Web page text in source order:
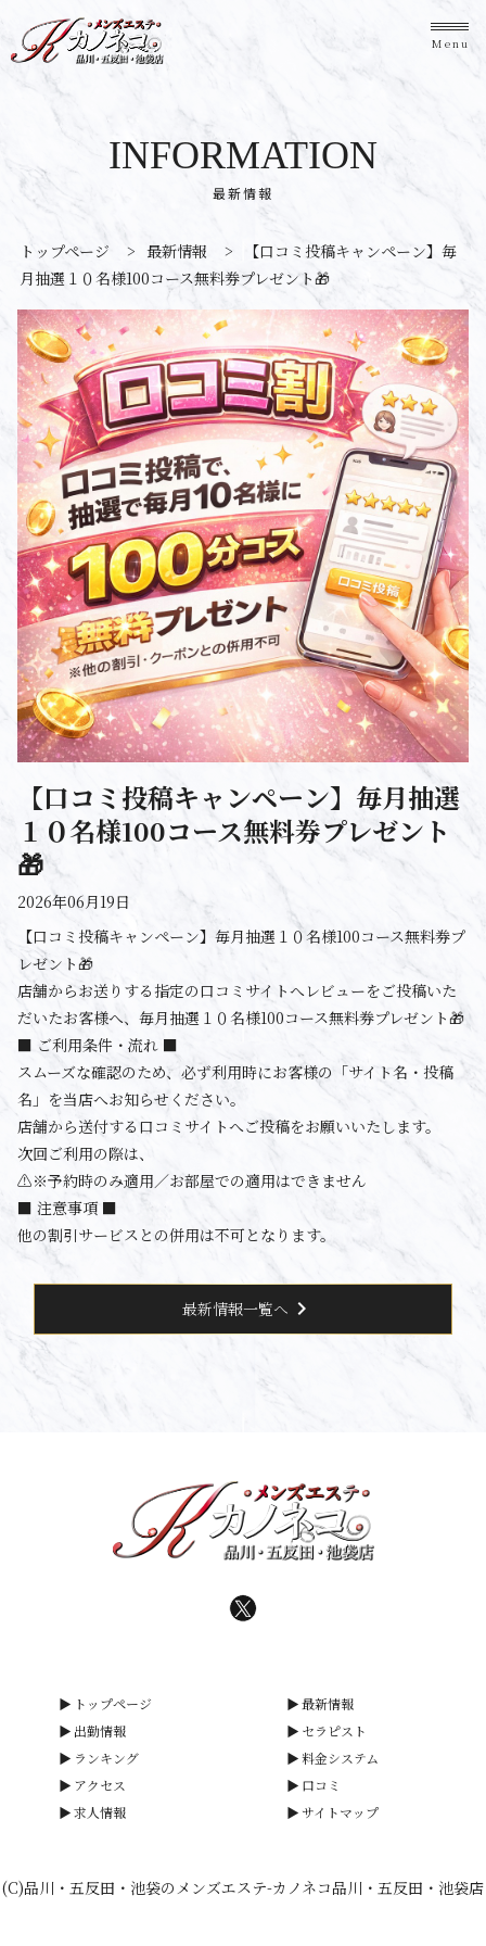
Menu
最新情報
INFORMATION
トップページ > 最新情報 >
【口コミ投稿キャンペーン】毎
月抽選１０名様100コース無料券プレゼント🎁
【口コミ投稿キャンペーン】毎月抽選
１０名様100コース無料券プレゼント
🎁
2026年06月19日
【口コミ投稿キャンペーン】毎月抽選１０名様100コース無料券プ
レゼント🎁
店舗からお送りする指定の口コミサイトへレビューをご投稿いた
だいたお客様へ、毎月抽選１０名様100コース無料券プレゼント🎁
■ ご利用条件・流れ ■
スムーズな確認のため、必ず利用時にお客様の「サイト名・投稿
名」を当店へお知らせください。
店舗から送付する口コミサイトへご投稿をお願いいたします。
次回ご利用の際は、
⚠️※予約時のみ適用／お部屋での適用はできません
■ 注意事項 ■
他の割引サービスとの併用は不可となります。
最新情報一覧へ chevron_right
トップページ
最新情報
出勤情報
セラピスト
ランキング
料金システム
アクセス
口コミ
求人情報
サイトマップ
(C)品川・五反田・池袋のメンズエステ-カノネコ品川・五反田・池袋店